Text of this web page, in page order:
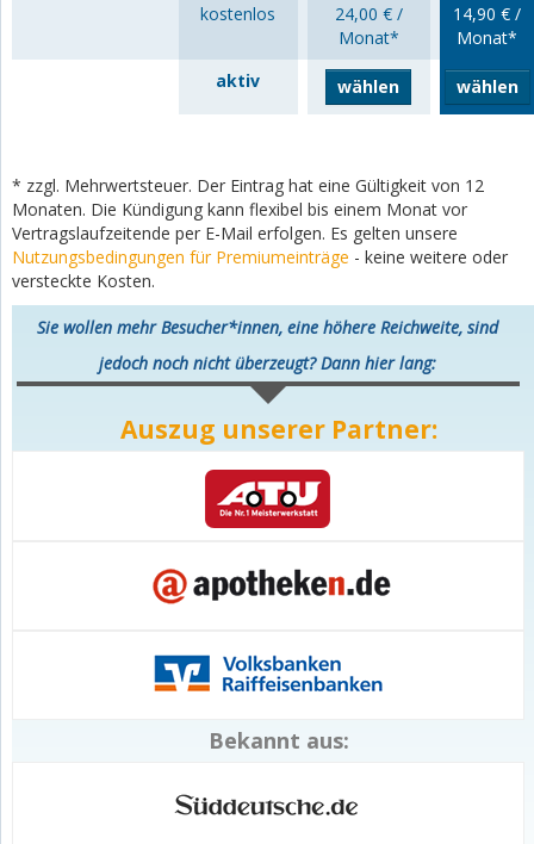
kostenlos
24,00 € /
Monat*
14,90 € /
Monat*
aktiv
wählen wählen
* zzgl. Mehrwertsteuer. Der Eintrag hat eine Gültigkeit von 12
Monaten. Die Kündigung kann flexibel bis einem Monat vor
Vertragslaufzeitende per E-Mail erfolgen. Es gelten unsere
Nutzungsbedingungen für Premiumeinträge - keine weitere oder
versteckte Kosten.
Sie wollen mehr Besucher*innen, eine höhere Reichweite, sind
jedoch noch nicht überzeugt? Dann hier lang:
Auszug unserer Partner:
Bekannt aus: